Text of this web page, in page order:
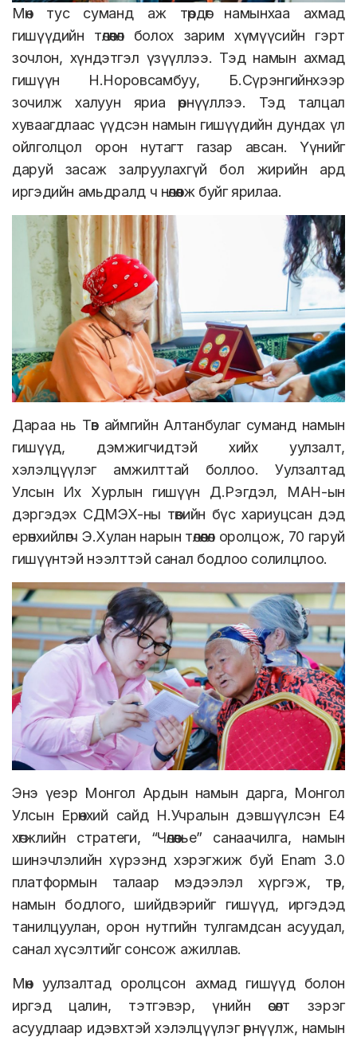
Мөн тус суманд аж төрдөг намынхаа ахмад
гишүүдийн төлөөлөл болох зарим хүмүүсийн гэрт
зочлон, хүндэтгэл үзүүллээ. Тэд намын ахмад
гишүүн Н.Норовсамбуу, Б.Сүрэнгийнхээр
зочилж халуун яриа өрнүүллээ. Тэд талцал
хуваагдлаас үүдсэн намын гишүүдийн дундах үл
ойлголцол орон нутагт газар авсан. Үүнийг
даруй засаж залруулахгүй бол жирийн ард
иргэдийн амьдралд ч нөлөөлж буйг ярилаа.
Дараа нь Төв аймгийн Алтанбулаг суманд намын
гишүүд, дэмжигчидтэй хийх уулзалт,
хэлэлцүүлэг амжилттай боллоо. Уулзалтад
Улсын Их Хурлын гишүүн Д.Рэгдэл, МАН-ын
дэргэдэх СДМЭХ-ны төвийн бүс хариуцсан дэд
ерөнхийлөгч Э.Хулан нарын төлөөлөл оролцож, 70 гаруй
гишүүнтэй нээлттэй санал бодлоо солилцлоо.
Энэ үеэр Монгол Ардын намын дарга, Монгол
Улсын Ерөнхий сайд Н.Учралын дэвшүүлсэн Е4
хөгжлийн стратеги, “Чөлөөлье” санаачилга, намын
шинэчлэлийн хүрээнд хэрэгжиж буй Enam 3.0
платформын талаар мэдээлэл хүргэж, төр,
намын бодлого, шийдвэрийг гишүүд, иргэдэд
танилцуулан, орон нутгийн тулгамдсан асуудал,
санал хүсэлтийг сонсож ажиллав.
Мөн уулзалтад оролцсон ахмад гишүүд болон
иргэд цалин, тэтгэвэр, үнийн өсөлт зэрэг
асуудлаар идэвхтэй хэлэлцүүлэг өрнүүлж, намын